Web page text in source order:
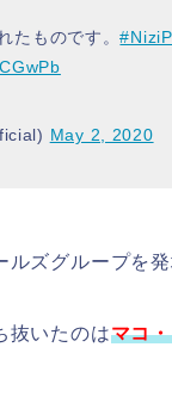
たものです。
May 2, 2020
ルズグループを
抜いたのはマコ